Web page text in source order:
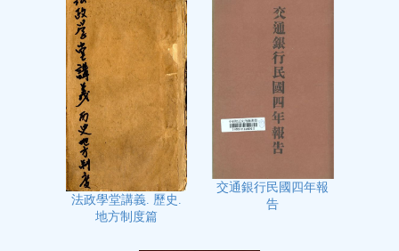
法政學堂講義. 歷史.
地方制度篇
交通銀行民國四年報
告